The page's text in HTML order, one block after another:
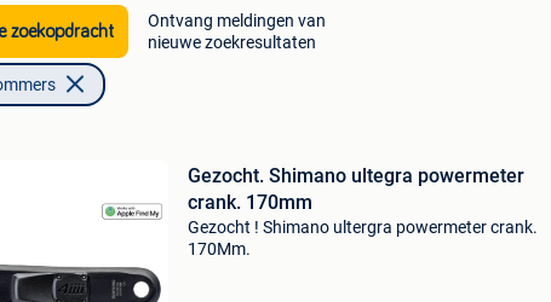
zoekopdracht
Ontvang meldingen van
nieuwe zoekresultaten
Gezocht. Shimano ultegra powermeter
crank. 170mm
Gezocht ! Shimano ultergra powermeter crank.
170Mm.